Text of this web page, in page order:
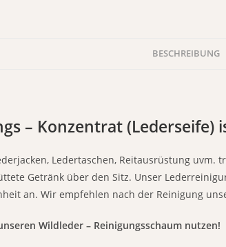
BESCHREIBUNG
– Konzentrat
Ledertaschen, Reitausrüstung
Getränk über den Sitz. Unser
an. Wir empfehlen nach der Reinigung
Wildleder – Reinigungsschaum nutzen!